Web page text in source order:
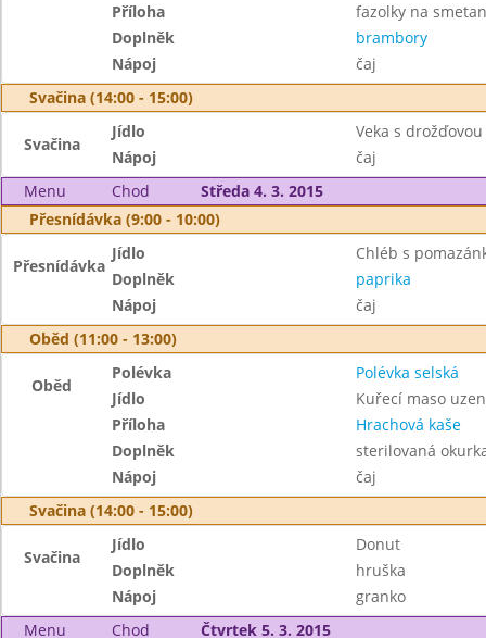
Příloha
fazolky na
Doplněk
brambory
Nápoj
čaj
Svačina (14:00 - 15:00)
Svačina
Jídlo
Veka s
Nápoj
čaj
Menu
Chod
Středa 4. 3. 2015
Přesnídávka (9:00 - 10:00)
Přesnídávka
Jídlo
Chléb s
Doplněk
paprika
Nápoj
čaj
Oběd (11:00 - 13:00)
Oběd
Polévka
Polévka selská
Jídlo
Kuřecí maso
Příloha
Hrachová kaše
Doplněk
sterilovaná
Nápoj
čaj
Svačina (14:00 - 15:00)
Svačina
Jídlo
Donut
Doplněk
hruška
Nápoj
granko
Menu
Chod
Čtvrtek 5. 3. 2015